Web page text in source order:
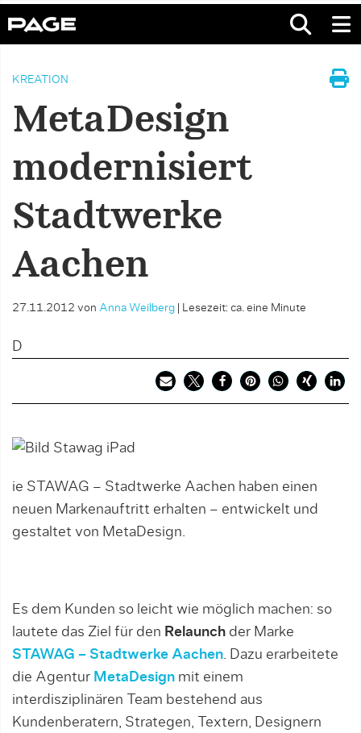
KREATION
MetaDesign
modernisiert
Stadtwerke
Aachen
27.11.2012 von Anna Weilberg Lesezeit: ca. eine Minute
D
ie STAWAG – Stadtwerke Aachen haben einen
neuen Markenauftritt erhalten – entwickelt und
gestaltet von MetaDesign.
Es dem Kunden so leicht wie möglich machen: so
lautete das Ziel für den Relaunch der Marke
STAWAG – Stadtwerke Aachen . Dazu erarbeitete
die Agentur MetaDesign mit einem
interdisziplinären Team bestehend aus
Kundenberatern, Strategen, Textern, Designern